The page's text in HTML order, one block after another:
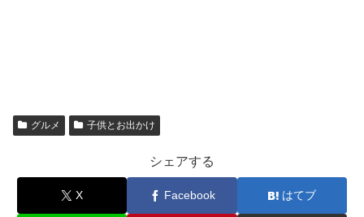
グルメ 子供とお出かけ
シェアする
X Facebook はてブ